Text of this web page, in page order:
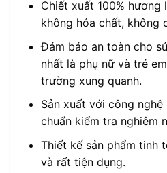
Chiết xuất 100% hương
không hóa chất, không
Đảm bảo an toàn cho
nhất là phụ nữ và trẻ
trường xung quanh.
Sản xuất với công
chuẩn kiểm tra nghiêm
Thiết kế sản phẩm tinh
và rất tiện dụng.